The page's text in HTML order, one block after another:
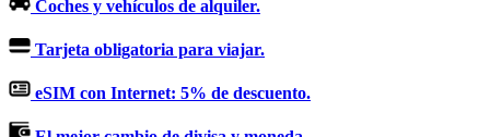
Coches y vehículos de alquiler.
Tarjeta obligatoria para viajar.
eSIM con Internet: 5% de descuento.